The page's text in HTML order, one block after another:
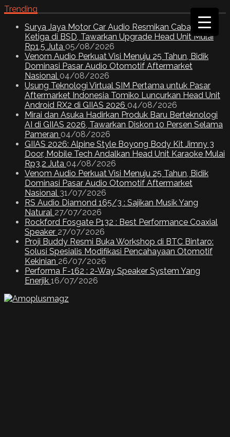
Trending
Surya Jaya Motor Car Audio Resmikan Cabang
Ketiga di BSD, Tawarkan Upgrade Head Unit Mulai
Rp1,5 Juta 05/08/2026
Venom Audio Perkuat Visi Menuju 25 Tahun, Bidik
Dominasi Pasar Audio Otomotif Aftermarket
Nasional 04/08/2026
Usung Teknologi Virtual SIM Pertama untuk Pasar
Aftermarket Indonesia Tomiko Luncurkan Head Unit
Android RX2 di GIIAS 2026 04/08/2026
Mirai dan Asuka Hadirkan Produk Baru Berteknologi
AI di GIIAS 2026, Tawarkan Diskon 10 Persen Selama
Pameran 04/08/2026
GIIAS 2026: Alpine Style Boyong Body Kit Jimny 3
Door, Mobile Tech Andalkan Head Unit Karaoke Mulai
Rp3,2 Juta 04/08/2026
Venom Audio Perkuat Visi Menuju 25 Tahun, Bidik
Dominasi Pasar Audio Otomotif Aftermarket
Nasional 31/07/2026
RS Audio Diamond 165/3 : Sajikan Musik Yang
Natural 27/07/2026
Rockford Fosgate P132 : Best Performance Coaxial
Speaker 27/07/2026
Proji Buddy Resmi Buka Workshop di BTC Bintaro:
Solusi Spesialis Modifikasi Pencahayaan Otomotif
Kekinian 26/07/2026
Performa F-162 : 2-Way Speaker System Yang
Enerjik 16/07/2026